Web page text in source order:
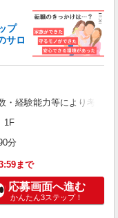
プ
サロ
・経験能力等により考慮
1F
分
まで
応募画面へ進む
かんたん3ステップ！